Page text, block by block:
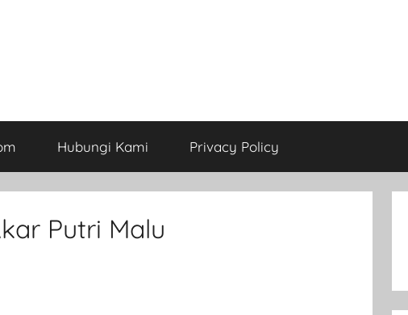
Hubungi Kami Privacy Policy
Putri Malu